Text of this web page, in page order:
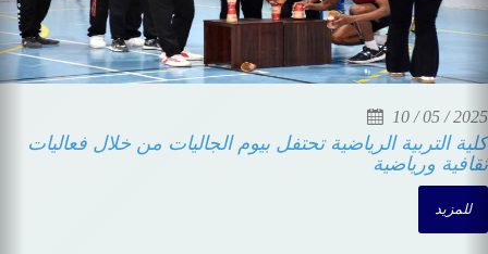
10 / 05 / 2025
كلية التربية الرياضية تحتفل بيوم الجاليات من خلال فعاليات
ثقافية ورياضية
للمزيد